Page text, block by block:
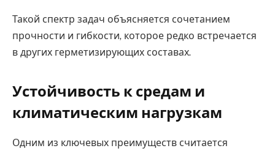
Такой спектр задач объясняется сочетанием
прочности и гибкости, которое редко встречается
в других герметизирующих составах.
Устойчивость к средам и
климатическим нагрузкам
Одним из ключевых преимуществ считается